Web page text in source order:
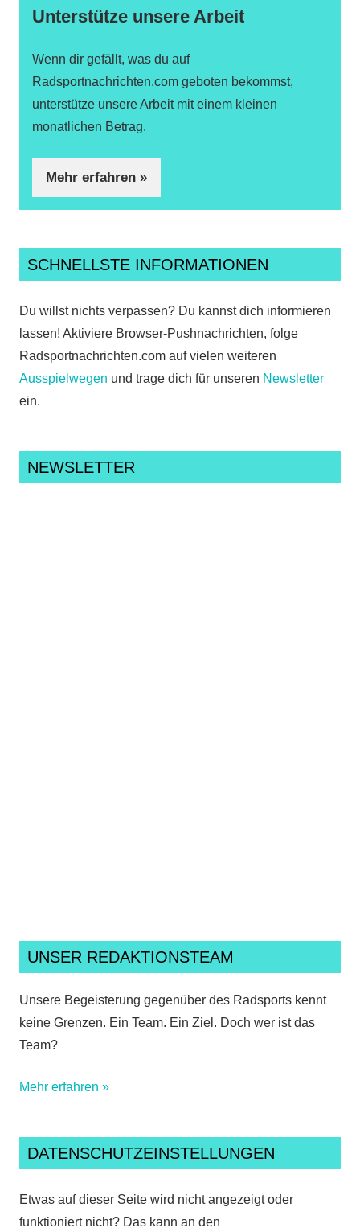
Unterstütze unsere Arbeit
Wenn dir gefällt, was du auf
Radsportnachrichten.com geboten bekommst,
unterstütze unsere Arbeit mit einem kleinen
monatlichen Betrag.
Mehr erfahren »
SCHNELLSTE INFORMATIONEN
Du willst nichts verpassen? Du kannst dich informieren
lassen! Aktiviere Browser-Pushnachrichten, folge
Radsportnachrichten.com auf vielen weiteren
Ausspielwegen und trage dich für unseren Newsletter
ein.
NEWSLETTER
UNSER REDAKTIONSTEAM
Unsere Begeisterung gegenüber des Radsports kennt
keine Grenzen. Ein Team. Ein Ziel. Doch wer ist das
Team?
Mehr erfahren »
DATENSCHUTZEINSTELLUNGEN
Etwas auf dieser Seite wird nicht angezeigt oder
funktioniert nicht? Das kann an den